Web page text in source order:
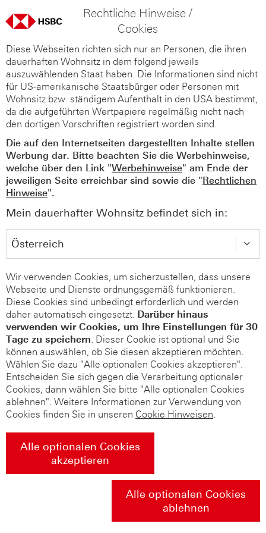
Rechtliche Hinweise /
Cookies
Diese Webseiten richten sich nur an Personen, die ihren
dauerhaften Wohnsitz in dem folgend jeweils
auszuwählenden Staat haben. Die Informationen sind nicht
für US-amerikanische Staatsbürger oder Personen mit
Wohnsitz bzw. ständigem Aufenthalt in den USA bestimmt,
da die aufgeführten Wertpapiere regelmäßig nicht nach
den dortigen Vorschriften registriert worden sind.
Die auf den Internetseiten dargestellten Inhalte stellen
Werbung dar. Bitte beachten Sie die Werbehinweise,
welche über den Link "Werbehinweise" am Ende der
jeweiligen Seite erreichbar sind sowie die "Rechtlichen
Hinweise".
Mein dauerhafter Wohnsitz befindet sich in:
Wir verwenden Cookies, um sicherzustellen, dass unsere
Webseite und Dienste ordnungsgemäß funktionieren.
Diese Cookies sind unbedingt erforderlich und werden
daher automatisch eingesetzt. Darüber hinaus
verwenden wir Cookies, um Ihre Einstellungen für 30
Tage zu speichern. Dieser Cookie ist optional und Sie
können auswählen, ob Sie diesen akzeptieren möchten.
Wählen Sie dazu "Alle optionalen Cookies akzeptieren".
Entscheiden Sie sich gegen die Verarbeitung optionaler
Cookies, dann wählen Sie bitte "Alle optionalen Cookies
ablehnen". Weitere Informationen zur Verwendung von
Cookies finden Sie in unseren Cookie Hinweisen.
Alle optionalen Cookies
akzeptieren
Alle optionalen Cookies
ablehnen